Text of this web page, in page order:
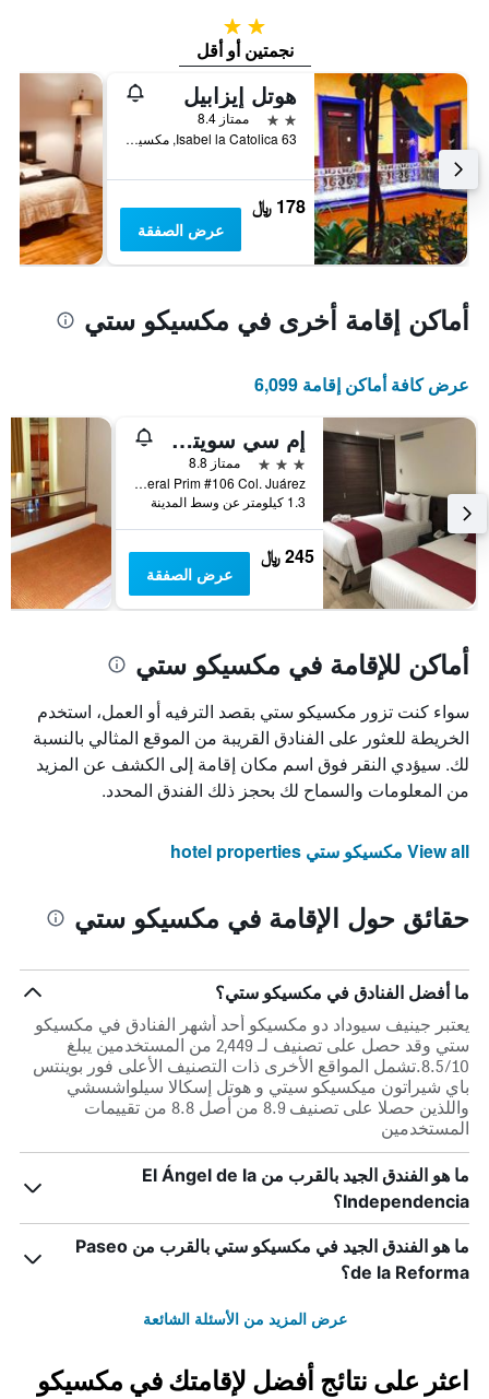
2 نجمتين
نجمتين أو أقل
هوتل إيزابيل
2 نجمتين
ممتاز 8.4
Isabel la Catolica 63, مكسيكو ستي, ولاية مقاطعة مدينة مكسيكو الفيدرالية, المكسيك
178 ﷼
عرض الصفقة
أماكن إقامة أخرى في مكسيكو ستي
عرض كافة أماكن إقامة 6,099
إم سي سويتس مكسيكو سيتي
3 نجوم
ممتاز 8.8
General Prim #106 Col. Juárez, مكسيكو ستي, ولاية مقاطعة مدينة مكسيكو الفيدرالية, المكسيك
1.3 كيلومتر عن وسط المدينة
245 ﷼
عرض الصفقة
أماكن للإقامة في مكسيكو ستي
سواء كنت تزور مكسيكو ستي بقصد الترفيه أو العمل، استخدم
الخريطة للعثور على الفنادق القريبة من الموقع المثالي بالنسبة
لك. سيؤدي النقر فوق اسم مكان إقامة إلى الكشف عن المزيد
من المعلومات والسماح لك بحجز ذلك الفندق المحدد.
View all مكسيكو ستي hotel properties
حقائق حول الإقامة في مكسيكو ستي
ما أفضل الفنادق في مكسيكو ستي؟
يعتبر جينيف سيوداد دو مكسيكو أحد أشهر الفنادق في مكسيكو
ستي وقد حصل على تصنيف لـ 2,449 من المستخدمين يبلغ
8.5/10.تشمل المواقع الأخرى ذات التصنيف الأعلى فور بوينتس
باي شيراتون ميكسيكو سيتي و هوتل إسكالا سيلواشسشي
واللذين حصلا على تصنيف 8.9 من أصل 8.8 من تقييمات
المستخدمين
ما هو الفندق الجيد بالقرب من El Ángel de la
Independencia؟
ما هو الفندق الجيد في مكسيكو ستي بالقرب من Paseo
de la Reforma؟
عرض المزيد من الأسئلة الشائعة
اعثر على نتائج أفضل لإقامتك في مكسيكو